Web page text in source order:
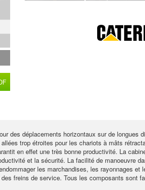
des déplacements horizontaux sur de longues
trop étroites pour les chariots à mâts
en effet une très bonne productivité. La
et la sécurité. La facilité de manoeuvre
les marchandises, les rayonnages et
freins de service. Tous les composants sont